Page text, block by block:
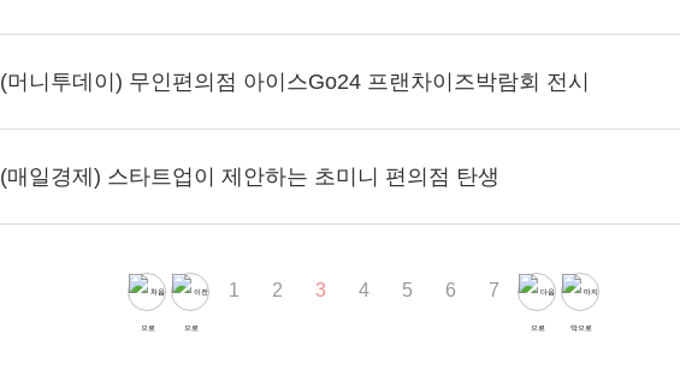
(머니투데이) 무인편의점 아이스Go24 프랜차이즈박람회 전시
(매일경제) 스타트업이 제안하는 초미니 편의점 탄생
1 2 3 4 5 6 7